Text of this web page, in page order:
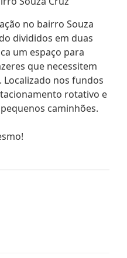
no bairro Souza
divididos em duas
um espaço para
que necessitem
nos fundos
rotativo e
caminhões.